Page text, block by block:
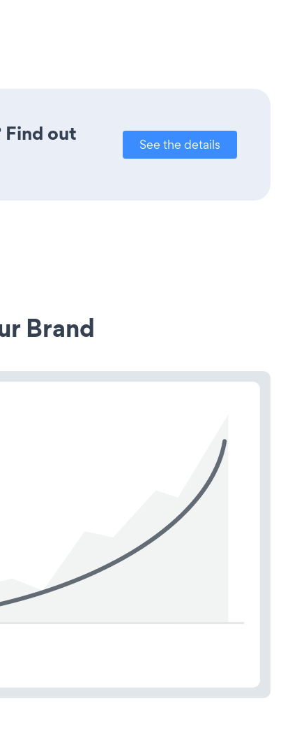
Find out
See the details
Brand